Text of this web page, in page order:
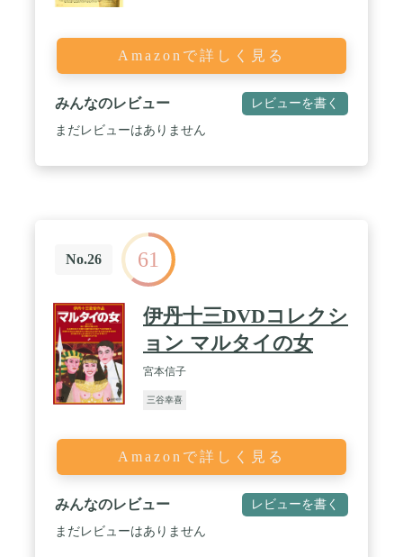
Amazonで詳しく見る
みんなのレビュー レビューを書く
まだレビューはありません
No.26 61
伊丹十三DVDコレクシ
ョン マルタイの女
宮本信子
三谷幸喜
Amazonで詳しく見る
みんなのレビュー レビューを書く
まだレビューはありません